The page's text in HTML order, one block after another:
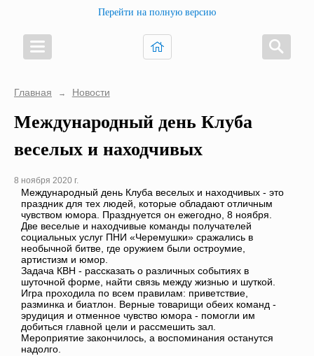
Перейти на полную версию
Главная → Новости
Международный день Клуба
веселых и находчивых
8 ноября 2020 г.
Международный день Клуба веселых и находчивых - это
праздник для тех людей, которые обладают отличным
чувством юмора. Празднуется он ежегодно, 8 ноября.
Две веселые и находчивые команды получателей
социальных услуг ПНИ «Черемушки» сражались в
необычной битве, где оружием были остроумие,
артистизм и юмор.
Задача КВН - рассказать о различных событиях в
шуточной форме, найти связь между жизнью и шуткой.
Игра проходила по всем правилам: приветствие,
разминка и биатлон. Верные товарищи обеих команд -
эрудиция и отменное чувство юмора - помогли им
добиться главной цели и рассмешить зал.
Мероприятие закончилось, а воспоминания останутся
надолго.